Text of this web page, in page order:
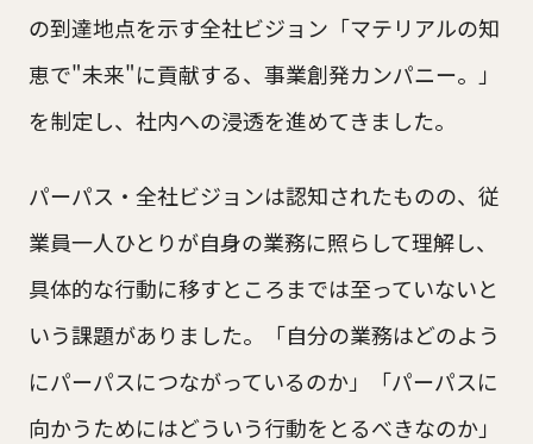
の到達地点を示す全社ビジョン「マテリアルの知
恵で"未来"に貢献する、事業創発カンパニー。」
を制定し、社内への浸透を進めてきました。
パーパス・全社ビジョンは認知されたものの、従
業員一人ひとりが自身の業務に照らして理解し、
具体的な行動に移すところまでは至っていないと
いう課題がありました。「自分の業務はどのよう
にパーパスにつながっているのか」「パーパスに
向かうためにはどういう行動をとるべきなのか」